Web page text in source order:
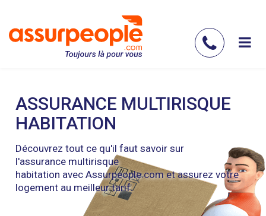
contenu
nous
ASSURANCE MULTIRISQUE
HABITATION
Découvrez tout ce qu'il faut savoir sur
l'assurance multirisque
habitation avec Assurpeople.com et assurez votre
logement au meilleur tarif.